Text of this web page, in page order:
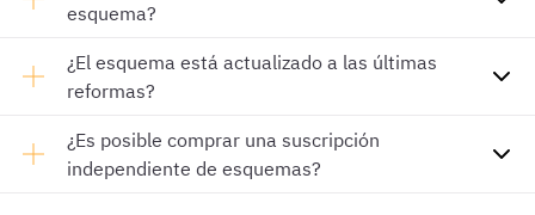
esquema?
¿El esquema está actualizado a las últimas
reformas?
¿Es posible comprar una suscripción
independiente de esquemas?